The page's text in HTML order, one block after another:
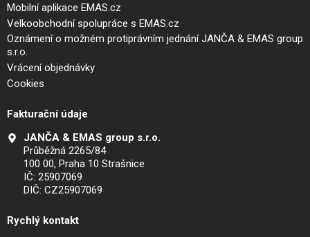
Mobilní aplikace EMAS.cz
Velkoobchodní spolupráce s EMAS.cz
Oznámení o možném protiprávním jednání JANČA & EMAS group
s.r.o.
Vrácení objednávky
Cookies
Fakturační údaje
JANČA & EMAS group s.r.o.
Průběžná 2265/84
100 00, Praha 10 Strašnice
IČ: 25907069
DIČ: CZ25907069
Rychlý kontakt